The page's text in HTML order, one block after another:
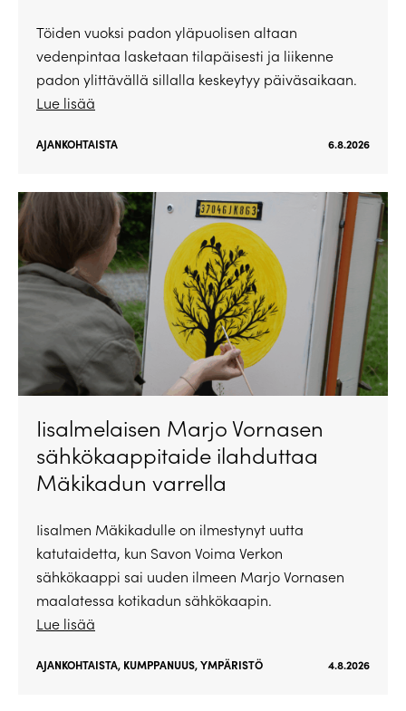
Töiden vuoksi padon yläpuolisen altaan
vedenpintaa lasketaan tilapäisesti ja liikenne
padon ylittävällä sillalla keskeytyy päiväsaikaan.
Lue lisää
AJANKOHTAISTA 6.8.2026
Iisalmelaisen Marjo Vornasen
sähkökaappitaide ilahduttaa
Mäkikadun varrella
Iisalmen Mäkikadulle on ilmestynyt uutta
katutaidetta, kun Savon Voima Verkon
sähkökaappi sai uuden ilmeen Marjo Vornasen
maalatessa kotikadun sähkökaapin.
Lue lisää
AJANKOHTAISTA, KUMPPANUUS,YMPÄRISTÖ 4.8.2026